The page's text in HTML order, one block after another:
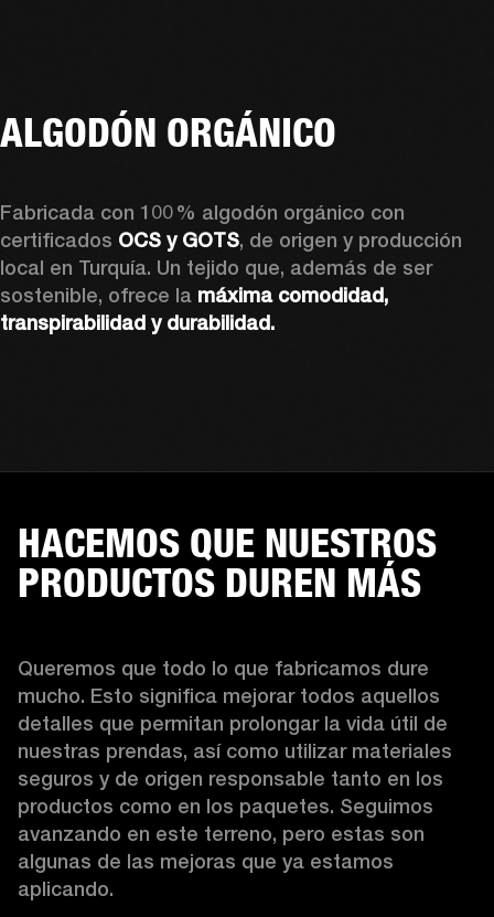
ALGODÓN ORGÁNICO
Fabricada con 100 % algodón orgánico con
certificados OCS y GOTS, de origen y producción
local en Turquía. Un tejido que, además de ser
sostenible, ofrece la máxima comodidad,
transpirabilidad y durabilidad.
HACEMOS QUE NUESTROS
PRODUCTOS DUREN MÁS
Queremos que todo lo que fabricamos dure
mucho. Esto significa mejorar todos aquellos
detalles que permitan prolongar la vida útil de
nuestras prendas, así como utilizar materiales
seguros y de origen responsable tanto en los
productos como en los paquetes. Seguimos
avanzando en este terreno, pero estas son
algunas de las mejoras que ya estamos
aplicando.